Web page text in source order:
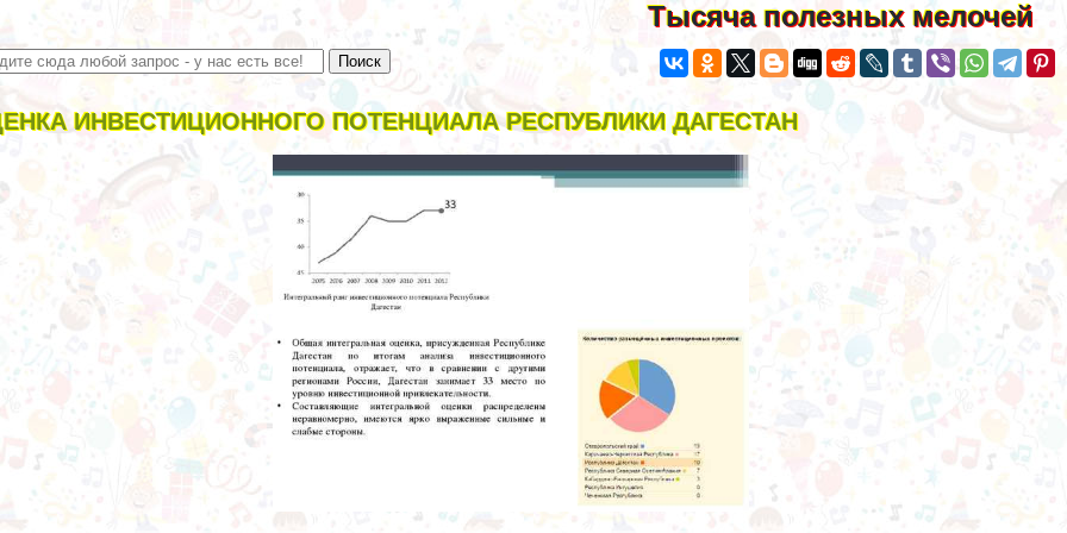
Тысяча полезных мелочей
ИНВЕСТИЦИОННОГО ПОТЕНЦИАЛА РЕСПУБЛИКИ ДАГЕСТАН